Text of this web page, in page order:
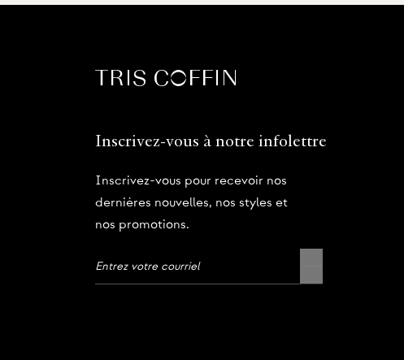
Inscrivez-vous à notre infolettre
Inscrivez-vous pour recevoir nos
dernières nouvelles, nos styles et
nos promotions.